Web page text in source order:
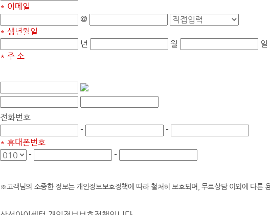
* 이메일
@
* 생년월일
년
월
* 주 소
전화번호
-
-
* 휴대폰번호
-
-
※고객님의 소중한 정보는 개인정보보호정책에 따라 철처히 보호되며, 무료상담 이외에 다른